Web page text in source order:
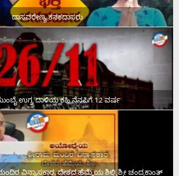
ದಾಸವರೇಣ್ಯ ಕನಕದಾಸರು
ಉಗ್ರ ದಾಳಿಯ ಕಹಿ ನೆನಪಿಗೆ 12 ವರ್ಷ
ವಿನ್ಯಾಸಕಾರ, ದೇಶದ ಹೆಮ್ಮೆಯ ಶಿಲ್ಪಿ ಶ್ರೀ ಚಂದ್ರಕಾಂತ್‌